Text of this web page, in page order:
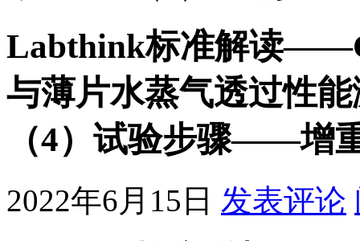
Labthink标准解读
与薄片水蒸气透过性
（4）试验步骤——增
2022年6月15日 发表评论